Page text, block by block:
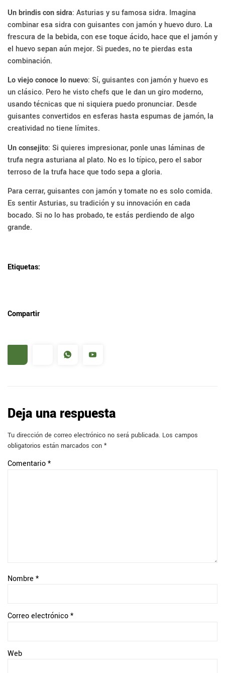
Un brindis con sidra: Asturias y su famosa sidra. Imagina
combinar esa sidra con guisantes con jamón y huevo duro. La
frescura de la bebida, con ese toque ácido, hace que el jamón y
el huevo sepan aún mejor. Si puedes, no te pierdas esta
combinación.
Lo viejo conoce lo nuevo: Sí, guisantes con jamón y huevo es
un clásico. Pero he visto chefs que le dan un giro moderno,
usando técnicas que ni siquiera puedo pronunciar. Desde
guisantes convertidos en esferas hasta espumas de jamón, la
creatividad no tiene límites.
Un consejito: Si quieres impresionar, ponle unas láminas de
trufa negra asturiana al plato. No es lo típico, pero el sabor
terroso de la trufa hace que todo sepa a gloria.
Para cerrar, guisantes con jamón y tomate no es solo comida.
Es sentir Asturias, su tradición y su innovación en cada
bocado. Si no lo has probado, te estás perdiendo de algo
grande.
Etiquetas:
Compartir
Deja una respuesta
Tu dirección de correo electrónico no será publicada. Los campos
obligatorios están marcados con *
Comentario*
Nombre *
Correo electrónico*
Web